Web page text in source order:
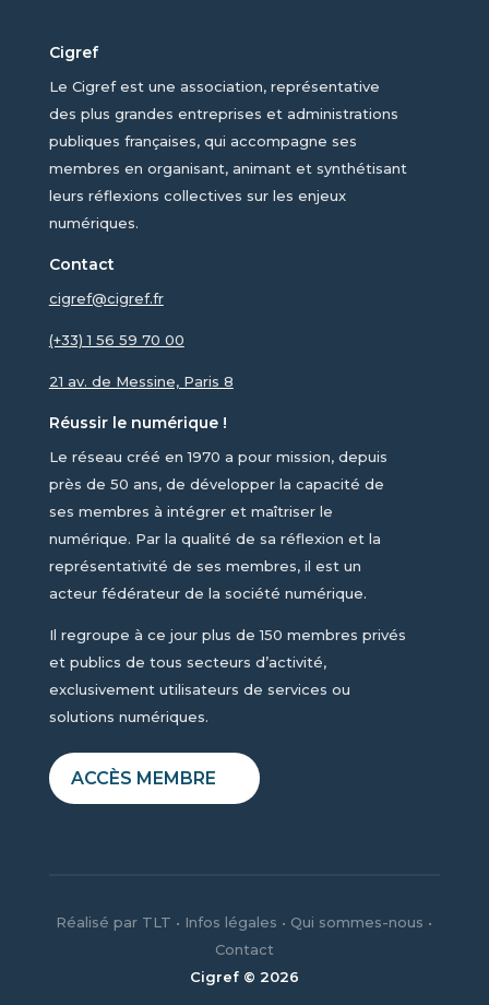
Cigref
Le Cigref est une association, représentative
des plus grandes entreprises et administrations
publiques françaises, qui accompagne ses
membres en organisant, animant et synthétisant
leurs réflexions collectives sur les enjeux
numériques.
Contact
cigref@cigref.fr
(+33) 1 56 59 70 00
21 av. de Messine, Paris 8
Réussir le numérique !
Le réseau créé en 1970 a pour mission, depuis
près de 50 ans, de développer la capacité de
ses membres à intégrer et maîtriser le
numérique. Par la qualité de sa réflexion et la
représentativité de ses membres, il est un
acteur fédérateur de la société numérique.
Il regroupe à ce jour plus de 150 membres privés
et publics de tous secteurs d’activité,
exclusivement utilisateurs de services ou
solutions numériques.
ACCÈS MEMBRE
Réalisé par TLT • Infos légales • Qui sommes-nous •
Contact
Cigref © 2026